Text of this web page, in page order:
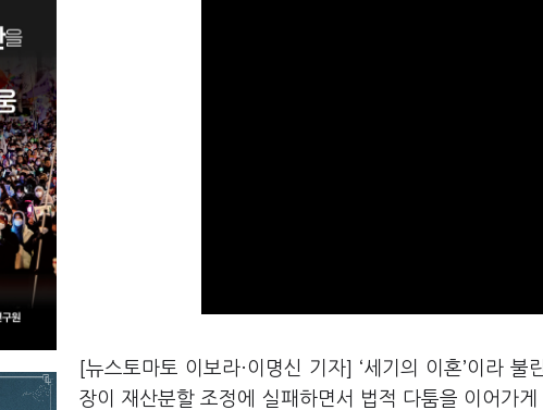
[뉴스토마토 이보라·이명신 기자] ‘세기의 이혼’이라
장이 재산분할 조정에 실패하면서 법적 다툼을 이어가